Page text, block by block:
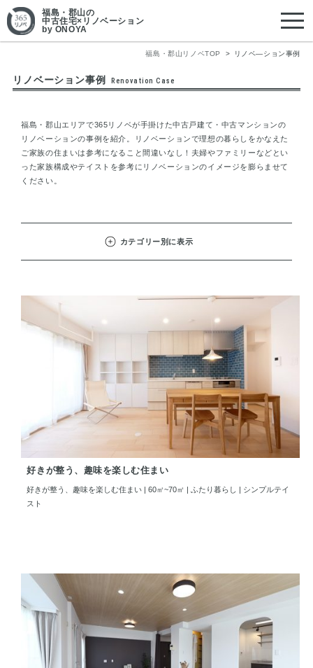
福島・郡山の
中古住宅×リノベーション
by ONOYA
福島・郡山リノベTOP リノベ―ション事例
リノベーション事例 Renovation Case
福島・郡山エリアで365リノベが手掛けた中古戸建て・中古マンションの
リノベーションの事例を紹介。リノベーションで理想の暮らしをかなえた
ご家族の住まいは参考になること間違いなし！夫婦やファミリーなどとい
った家族構成やテイストを参考にリノベーションのイメージを膨らませて
ください。
カテゴリー別に表示
好きが整う、趣味を楽しむ住まい
好きが整う、趣味を楽しむ住まい | 60㎡~70㎡ | ふたり暮らし | シンプルテイ
スト